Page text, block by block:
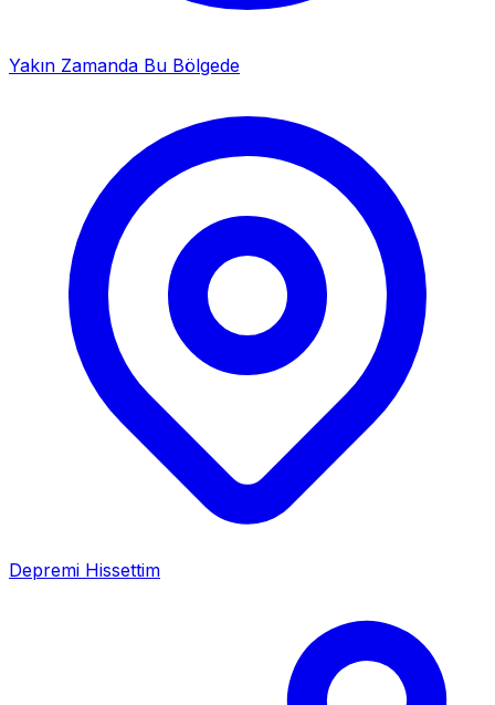
Yakın Zamanda Bu Bölgede
Depremi Hissettim